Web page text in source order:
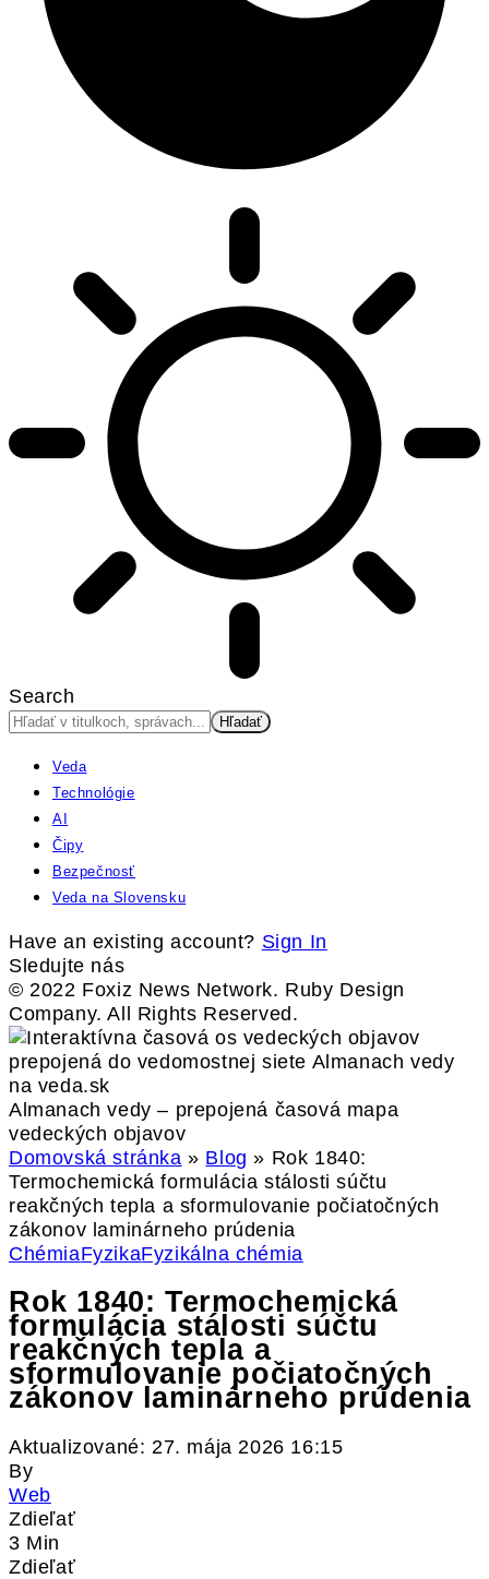
Search
Veda
Technológie
AI
Čipy
Bezpečnosť
Veda na Slovensku
Have an existing account? Sign In
Sledujte nás
© 2022 Foxiz News Network. Ruby Design
Company. All Rights Reserved.
Almanach vedy – prepojená časová mapa
vedeckých objavov
Domovská stránka » Blog » Rok 1840:
Termochemická formulácia stálosti súčtu
reakčných tepla a sformulovanie počiatočných
zákonov laminárneho prúdenia
ChémiaFyzikaFyzikálna chémia
Rok 1840: Termochemická
formulácia stálosti súčtu
reakčných tepla a
sformulovanie počiatočných
zákonov laminárneho prúdenia
Aktualizované: 27. mája 2026 16:15
By
Web
Zdieľať
3 Min
Zdieľať